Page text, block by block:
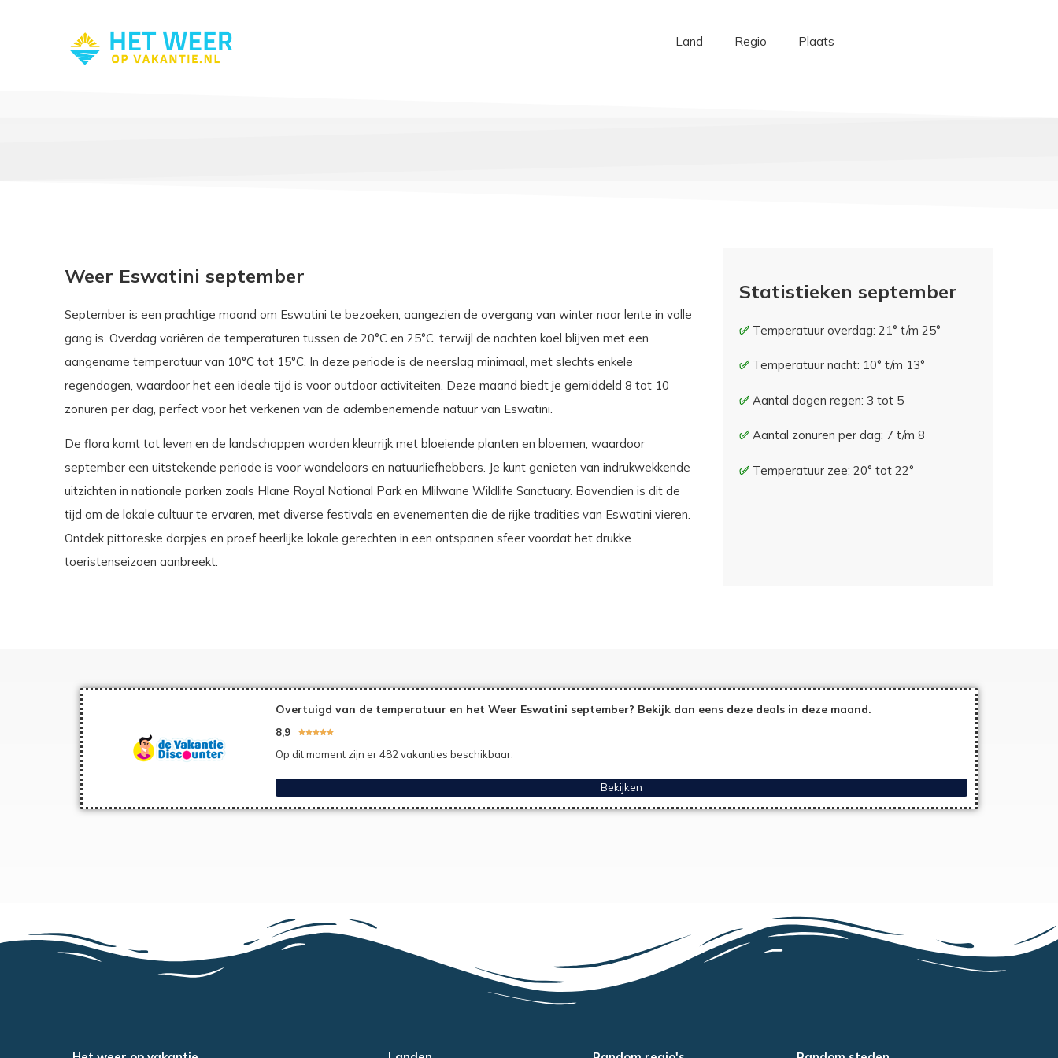
Land Regio Plaats
Weer Eswatini september
September is een prachtige maand om Eswatini te bezoeken, aangezien de overgang van winter naar lente in volle
gang is. Overdag variëren de temperaturen tussen de 20°C en 25°C, terwijl de nachten koel blijven met een
aangename temperatuur van 10°C tot 15°C. In deze periode is de neerslag minimaal, met slechts enkele
regendagen, waardoor het een ideale tijd is voor outdoor activiteiten. Deze maand biedt je gemiddeld 8 tot 10
zonuren per dag, perfect voor het verkenen van de adembenemende natuur van Eswatini.
De flora komt tot leven en de landschappen worden kleurrijk met bloeiende planten en bloemen, waardoor
september een uitstekende periode is voor wandelaars en natuurliefhebbers. Je kunt genieten van indrukwekkende
uitzichten in nationale parken zoals Hlane Royal National Park en Mlilwane Wildlife Sanctuary. Bovendien is dit de
tijd om de lokale cultuur te ervaren, met diverse festivals en evenementen die de rijke tradities van Eswatini vieren.
Ontdek pittoreske dorpjes en proef heerlijke lokale gerechten in een ontspanen sfeer voordat het drukke
toeristenseizoen aanbreekt.
Statistieken september
Temperatuur overdag: 21° t/m 25°
Temperatuur nacht: 10° t/m 13°
Aantal dagen regen: 3 tot 5
Aantal zonuren per dag: 7 t/m 8
Temperatuur zee: 20° tot 22°
Overtuigd van de temperatuur en het Weer Eswatini september? Bekijk dan eens deze deals in deze maand.
8,9 
Op dit moment zijn er 482 vakanties beschikbaar.
Bekijken